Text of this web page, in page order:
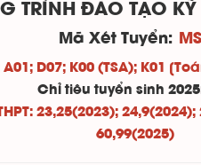
TRÌNH ĐÀO TẠO KỸ
Mã Xét Tuyển:
A01; D07; K00 (TSA); K01
Chỉ tiêu tuyển sinh
23,25(2023);
60,99(2025)